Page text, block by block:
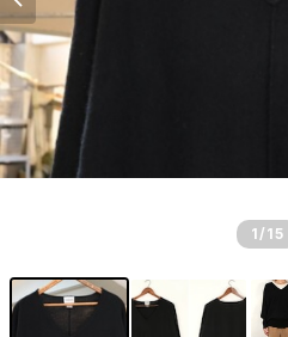
1 /15